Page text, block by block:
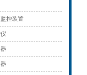
控装置